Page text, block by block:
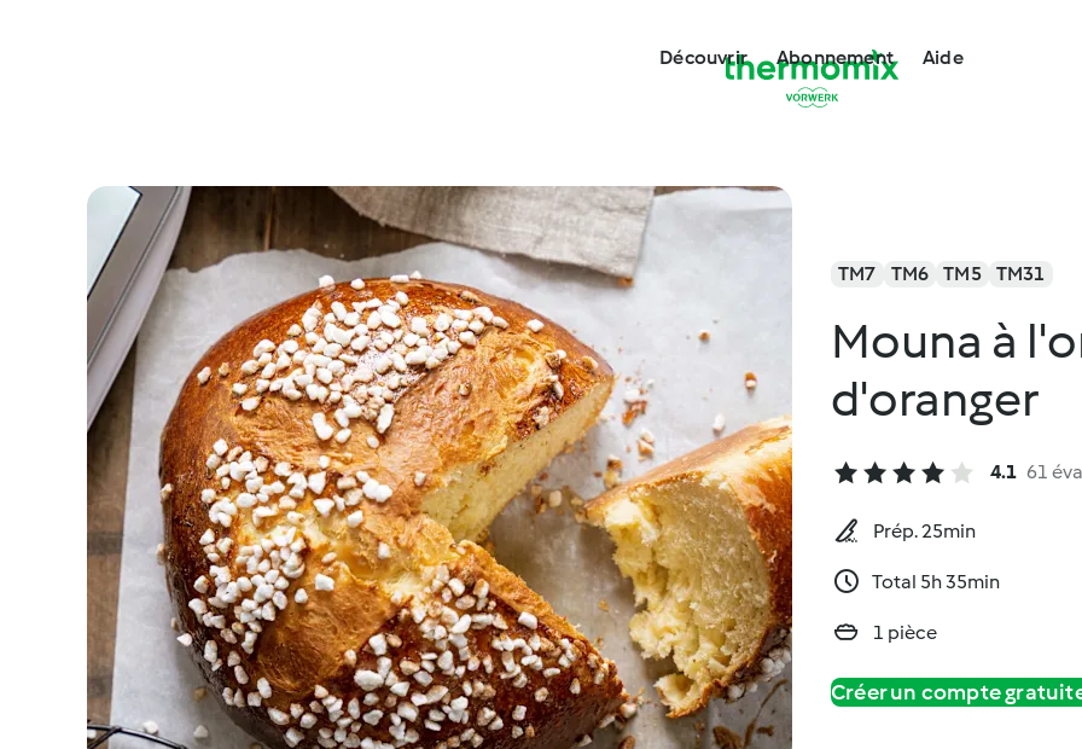
Découvrir Abonnement Aide
TM7 TM6 TM5 TM31
Mouna à
d'oranger
4.1 61
Prép. 25min
Total 5h 35min
1 pièce
Créer un compte